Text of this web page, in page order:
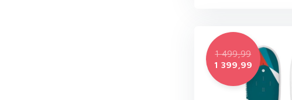
1 499,99
1 399,99